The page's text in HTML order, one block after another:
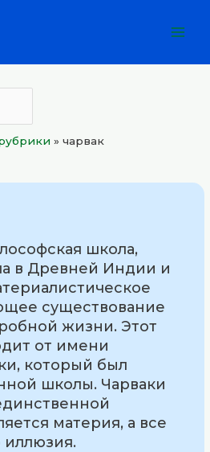
»чарвак
школа,
в Древней Индии и
существование
жизни. Этот
от имени
который был
школы. Чарваки
материя, а все
иллюзия.